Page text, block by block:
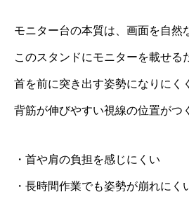
モニター台の本質は、画面を自然
このスタンドにモニターを載せる
首を前に突き出す姿勢になりにく
背筋が伸びやすい視線の位置がつ
・首や肩の負担を感じにくい
・長時間作業でも姿勢が崩れにく